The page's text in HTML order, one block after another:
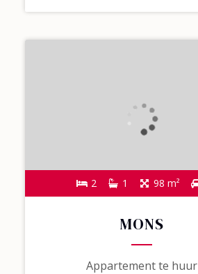
2 1 98 m²
MONS
Appartement te huur